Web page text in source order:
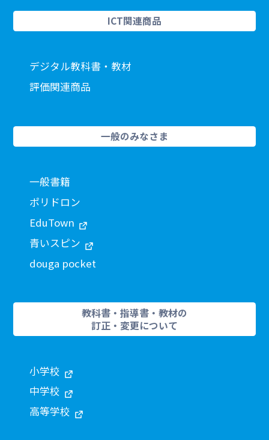
ICT関連商品
デジタル教科書・教材
評価関連商品
一般のみなさま
一般書籍
ポリドロン
EduTown
青いスピン
douga pocket
教科書・指導書・教材の
訂正・変更について
小学校
中学校
高等学校